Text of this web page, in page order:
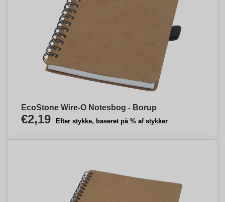
EcoStone Wire-O Notesbog - Borup
€2,19 Efter stykke, baseret på % af stykker